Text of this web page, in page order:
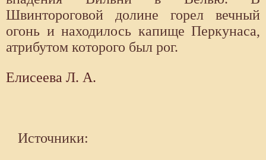
Швинтороговой долине горел вечный
огонь и находилось капище Перкунаса,
атрибутом которого был рог.
Елисеева Л. А.
Источники: